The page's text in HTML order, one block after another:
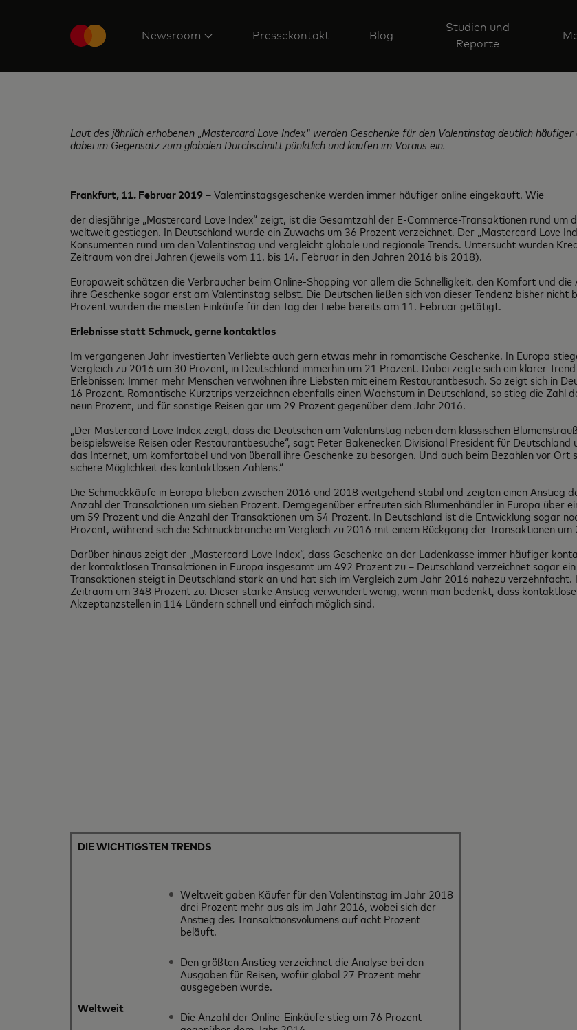
Newsroom Pressekontakt Blog
Studien und
Reporte
Laut des jährlich erhobenen „Mastercard Love Index" werden Geschenke für den Valentinstag deutlich
dabei im Gegensatz zum globalen Durchschnitt pünktlich und kaufen im Voraus ein.
Frankfurt, 11. Februar 2019– Valentinstagsgeschenke werden immer häufiger online eingekauft. Wie
der diesjährige „Mastercard Love Index“ zeigt, ist die Gesamtzahl der E-Commerce-Transaktionen rund
weltweit gestiegen. In Deutschland wurde ein Zuwachs um 36 Prozent verzeichnet. Der „Mastercard Love
Konsumenten rund um den Valentinstag und vergleicht globale und regionale Trends. Untersucht wurden
Zeitraum von drei Jahren (jeweils vom 11. bis 14. Februar in den Jahren 2016 bis 2018).
Europaweit schätzen die Verbraucher beim Online-Shopping vor allem die Schnelligkeit, den Komfort und
ihre Geschenke sogar erst am Valentinstag selbst. Die Deutschen ließen sich von dieser Tendenz bisher
Prozent wurden die meisten Einkäufe für den Tag der Liebe bereits am 11. Februar getätigt.
Erlebnisse statt Schmuck, gerne kontaktlos
Im vergangenen Jahr investierten Verliebte auch gern etwas mehr in romantische Geschenke. In Europa
Vergleich zu 2016 um 30 Prozent, in Deutschland immerhin um 21 Prozent. Dabei zeigte sich ein klarer
Erlebnissen: Immer mehr Menschen verwöhnen ihre Liebsten mit einem Restaurantbesuch. So zeigt sich in
16 Prozent. Romantische Kurztrips verzeichnen ebenfalls einen Wachstum in Deutschland, so stieg die Zahl
neun Prozent, und für sonstige Reisen gar um 29 Prozent gegenüber dem Jahr 2016.
„Der Mastercard Love Index zeigt, dass die Deutschen am Valentinstag neben dem klassischen
beispielsweise Reisen oder Restaurantbesuche“, sagt Peter Bakenecker, Divisional President für
das Internet, um komfortabel und von überall ihre Geschenke zu besorgen. Und auch beim Bezahlen vor
sichere Möglichkeit des kontaktlosen Zahlens.“
Die Schmuckkäufe in Europa blieben zwischen 2016 und 2018 weitgehend stabil und zeigten einen Anstieg
Anzahl der Transaktionen um sieben Prozent. Demgegenüber erfreuten sich Blumenhändler in Europa über
um 59 Prozent und die Anzahl der Transaktionen um 54 Prozent. In Deutschland ist die Entwicklung sogar
Prozent, während sich die Schmuckbranche im Vergleich zu 2016 mit einem Rückgang der Transaktionen
Darüber hinaus zeigt der „Mastercard Love Index“, dass Geschenke an der Ladenkasse immer häufiger
der kontaktlosen Transaktionen in Europa insgesamt um 492 Prozent zu – Deutschland verzeichnet sogar
Transaktionen steigt in Deutschland stark an und hat sich im Vergleich zum Jahr 2016 nahezu
Zeitraum um 348 Prozent zu. Dieser starke Anstieg verwundert wenig, wenn man bedenkt, dass
Akzeptanzstellen in 114 Ländern schnell und einfach möglich sind.
DIE WICHTIGSTEN TRENDS
Weltweit
Weltweit gaben Käufer für den Valentinstag im Jahr 2018
drei Prozent mehr aus als im Jahr 2016, wobei sich der
Anstieg des Transaktionsvolumens auf acht Prozent
beläuft.
Den größten Anstieg verzeichnet die Analyse bei den
Ausgaben für Reisen, wofür global 27 Prozent mehr
ausgegeben wurde.
Die Anzahl der Online-Einkäufe stieg um 76 Prozent